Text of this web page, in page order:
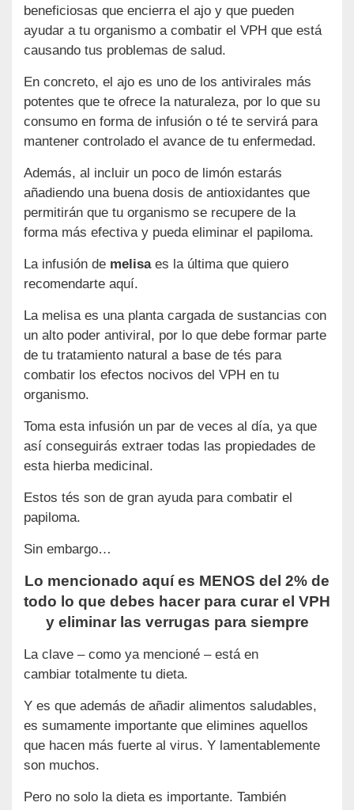
beneficiosas que encierra el ajo y que pueden
ayudar a tu organismo a combatir el VPH que está
causando tus problemas de salud.
En concreto, el ajo es uno de los antivirales más
potentes que te ofrece la naturaleza, por lo que su
consumo en forma de infusión o té te servirá para
mantener controlado el avance de tu enfermedad.
Además, al incluir un poco de limón estarás
añadiendo una buena dosis de antioxidantes que
permitirán que tu organismo se recupere de la
forma más efectiva y pueda eliminar el papiloma.
La infusión de melisaes la última que quiero
recomendarte aquí.
La melisa es una planta cargada de sustancias con
un alto poder antiviral, por lo que debe formar parte
de tu tratamiento natural a base de tés para
combatir los efectos nocivos del VPH en tu
organismo.
Toma esta infusión un par de veces al día, ya que
así conseguirás extraer todas las propiedades de
esta hierba medicinal.
Estos tés son de gran ayuda para combatir el
papiloma.
Sin embargo…
Lo mencionado aquí es MENOS del 2% de
todo lo que debes hacer para curar el VPH
y eliminar las verrugas para siempre
La clave – como ya mencioné – está en
cambiar totalmente tu dieta.
Y es que además de añadir alimentos saludables,
es sumamente importante que elimines aquellos
que hacen más fuerte al virus. Y lamentablemente
son muchos.
Pero no solo la dieta es importante. También